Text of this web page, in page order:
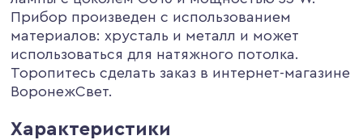
Прибор произведен с использованием
материалов: хрусталь и металл и может
использоваться для натяжного потолка.
Торопитесь сделать заказ в интернет-магазине
ВоронежСвет.
Характеристики